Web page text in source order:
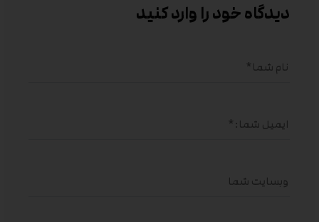
دیدگاه خود را وارد کنید